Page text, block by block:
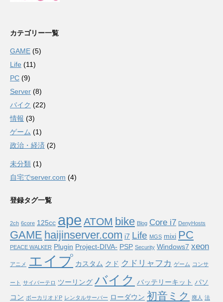
カテゴリー一覧
GAME (5)
Life (11)
PC (9)
Server (8)
バイク (22)
情報 (3)
ゲーム (1)
政治・経済 (2)
未分類 (1)
自宅でserver.com (4)
登録タグ一覧
2ch 6core 125cc ape ATOM bike Blog Core i7 DenyHosts
GAME haijinserver.com i7 Life MGS mixi PC
PEACE WALKER Plugin Project-DIVA- PSP Security Windows7 xeon
アニメ エイプ カスタム クド クドリャフカ ゲーム コンサ
ート サイバーテロ ツーリング バイク バッテリーキット パソ
コン ボーカリオドP レンタルサーバー ローダウン 初音ミク 廃人 法